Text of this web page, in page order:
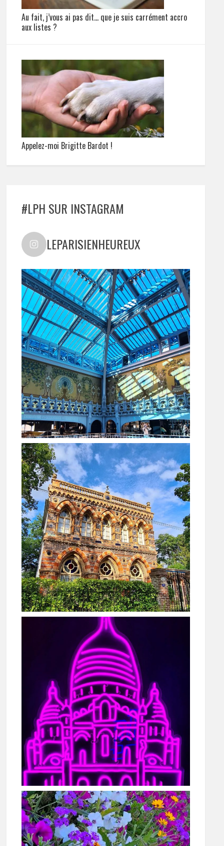
Au fait, j’vous ai pas dit… que je suis carrément accro
aux listes ?
Appelez-moi Brigitte Bardot !
#LPH SUR INSTAGRAM
LEPARISIENHEUREUX